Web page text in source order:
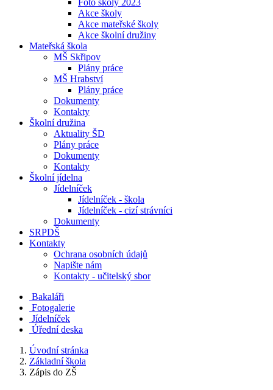
Foto školy 2023
Akce školy
Akce mateřské školy
Akce školní družiny
Mateřská škola
MŠ Skřipov
Plány práce
MŠ Hrabství
Plány práce
Dokumenty
Kontakty
Školní družina
Aktuality ŠD
Plány práce
Dokumenty
Kontakty
Školní jídelna
Jídelníček
Jídelníček - škola
Jídelníček - cizí strávníci
Dokumenty
SRPDŠ
Kontakty
Ochrana osobních údajů
Napište nám
Kontakty - učitelský sbor
Bakaláři
Fotogalerie
Jídelníček
Úřední deska
Úvodní stránka
Základní škola
Zápis do ZŠ